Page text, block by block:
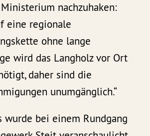
nachzuhaken:
eine regionale
ohne lange
wird das Langholz vor Ort
daher sind die
unumgänglich.“
wurde bei einem Rundgang